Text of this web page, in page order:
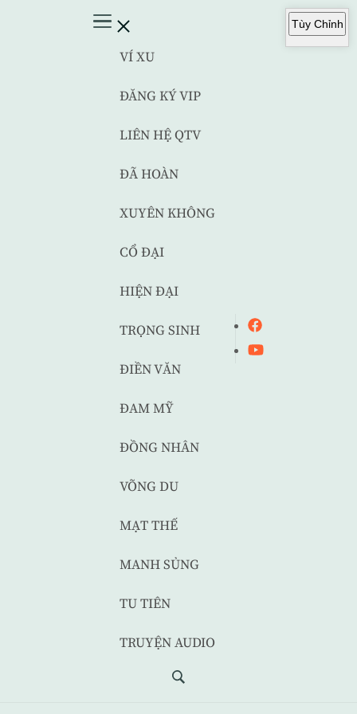
VÍ XU
ĐĂNG KÝ VIP
LIÊN HỆ QTV
ĐÃ HOÀN
XUYÊN KHÔNG
CỔ ĐẠI
HIỆN ĐẠI
TRỌNG SINH
ĐIỀN VĂN
ĐAM MỸ
ĐỒNG NHÂN
VÕNG DU
MẠT THẾ
MANH SỦNG
TU TIÊN
TRUYỆN AUDIO
Tùy Chỉnh